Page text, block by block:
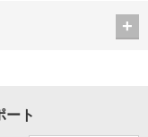
ート